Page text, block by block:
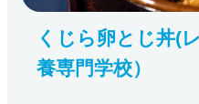
くじら卵とじ丼(
養専門学校）